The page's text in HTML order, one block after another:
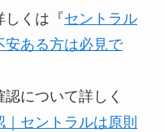
しくは『セントラル
安ある方は必見で
について詳しく
セントラルは原則